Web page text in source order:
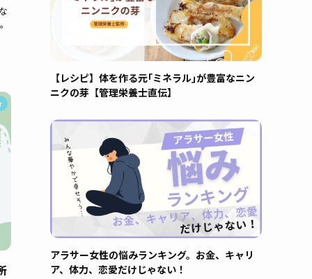
【レシピ】体を作る元｢ミネラル｣が豊富なニン
ニクの芽【管理栄養士直伝】
アラサー女性の悩みランキング。お金、キャリ
ア、体力、恋愛だけじゃない！